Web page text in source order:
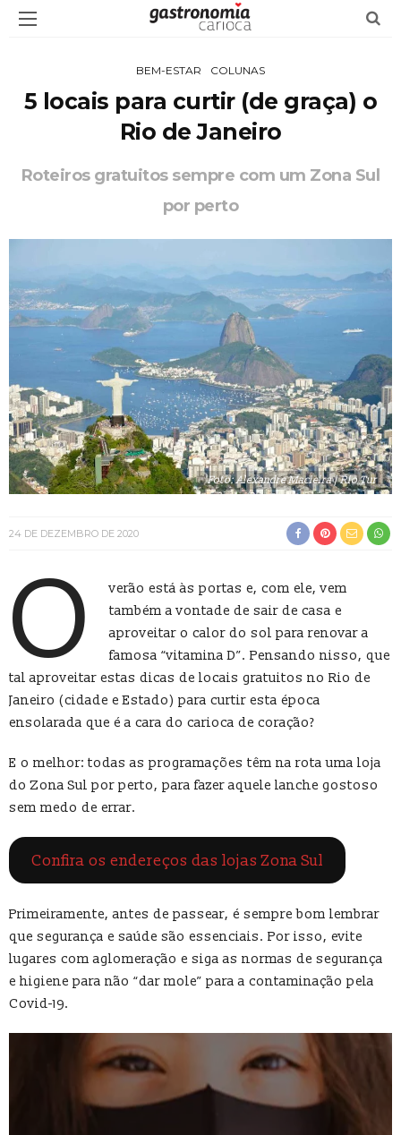
BEM-ESTAR COLUNAS
5 locais para curtir (de graça) o
Rio de Janeiro
Roteiros gratuitos sempre com um Zona Sul
por perto
Foto: Alexandre Macieira | Rio Tur
24 DE DEZEMBRO DE 2020
O
verão está às portas e, com ele, vem
também a vontade de sair de casa e
aproveitar o calor do sol para renovar a
famosa “vitamina D”. Pensando nisso, que
tal aproveitar estas dicas de locais gratuitos no Rio de
Janeiro (cidade e Estado) para curtir esta época
ensolarada que é a cara do carioca de coração?
E o melhor: todas as programações têm na rota uma loja
do Zona Sul por perto, para fazer aquele lanche gostoso
sem medo de errar.
Confira os endereços das lojas Zona Sul
Primeiramente, antes de passear, é sempre bom lembrar
que segurança e saúde são essenciais. Por isso, evite
lugares com aglomeração e siga as normas de segurança
e higiene para não “dar mole” para a contaminação pela
Covid-19.